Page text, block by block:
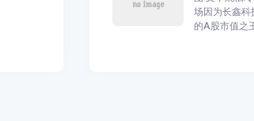
场因为长鑫科
的A股市值之